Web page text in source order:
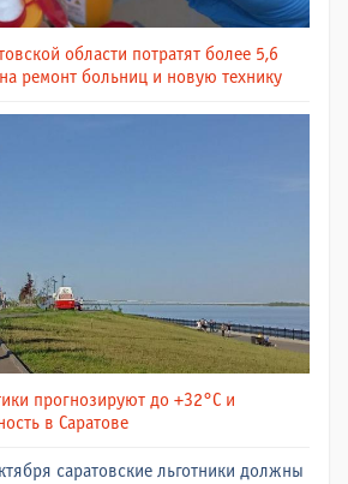
области потратят более 5,6
ремонт больниц и новую технику
прогнозируют до +32°C и
в Саратове
саратовские льготники должны